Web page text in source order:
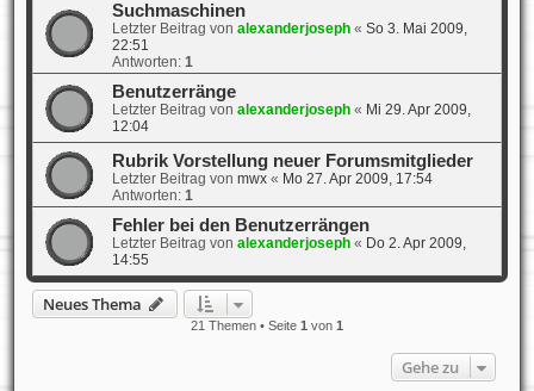
Suchmaschinen
Letzter Beitrag von alexanderjoseph« So 3. Mai 2009,
22:51
Antworten: 1
Benutzerränge
Letzter Beitrag von alexanderjoseph« Mi 29. Apr 2009,
12:04
Rubrik Vorstellung neuer Forumsmitglieder
Letzter Beitrag von mwx« Mo 27. Apr 2009, 17:54
Antworten: 1
Fehler bei den Benutzerrängen
Letzter Beitrag von alexanderjoseph« Do 2. Apr 2009,
14:55
Neues Thema
21 Themen • Seite 1 von 1
Gehe zu